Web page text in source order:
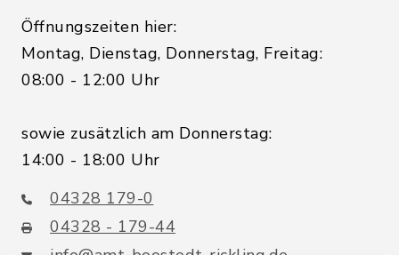
Öffnungszeiten hier:
Montag, Dienstag, Donnerstag, Freitag:
08:00 - 12:00 Uhr
sowie zusätzlich am Donnerstag:
14:00 - 18:00 Uhr
04328 179-0
04328 - 179-44